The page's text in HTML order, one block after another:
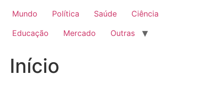
Mundo
Política Saúde
Ciência
Educação
Mercado Outras
Início